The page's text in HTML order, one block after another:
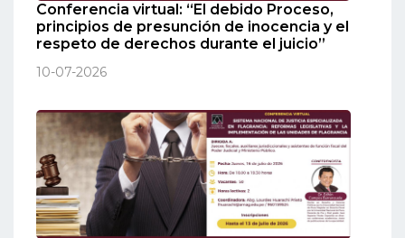
Conferencia virtual: “El debido Proceso,
principios de presunción de inocencia y el
respeto de derechos durante el juicio”
10-07-2026